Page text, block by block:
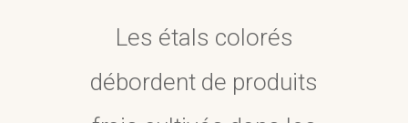
Les étals colorés
débordent de produits